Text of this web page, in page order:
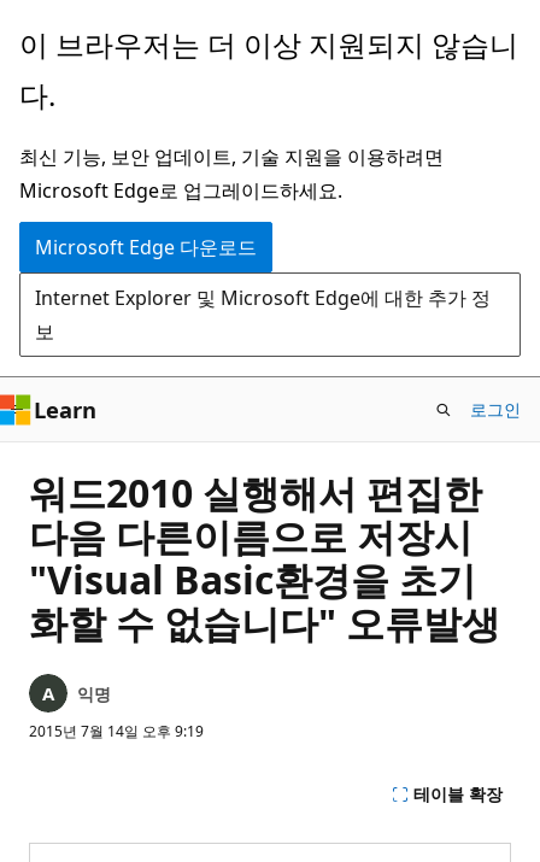
주
콘
츠
로
건
너
뛰
기
이 브라우저는 더 이상 지원되지 않습니
다.
최신 기능, 보안 업데이트, 기술 지원을 이용하려면
Microsoft Edge로 업그레이드하세요.
Microsoft Edge 다운로드
Internet Explorer 및 Microsoft Edge에 대한 추가 정
보
Learn 로그인
워드2010 실행해서 편집한
다음 다른이름으로 저장시
"Visual Basic환경을 초기
화할 수 없습니다" 오류발생
익명
2015년 7월 14일 오후 9:19
테이블 확장